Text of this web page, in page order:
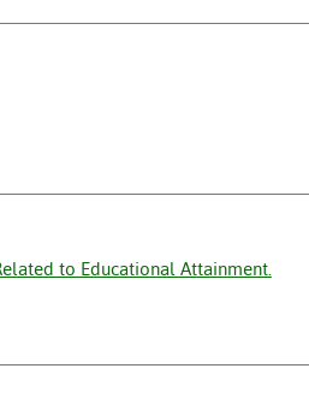
to Educational Attainment.